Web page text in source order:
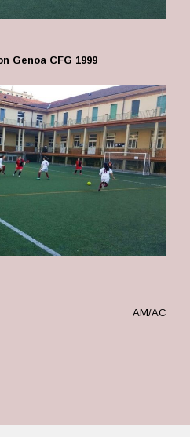
Genoa CFG 1999
AM/AC